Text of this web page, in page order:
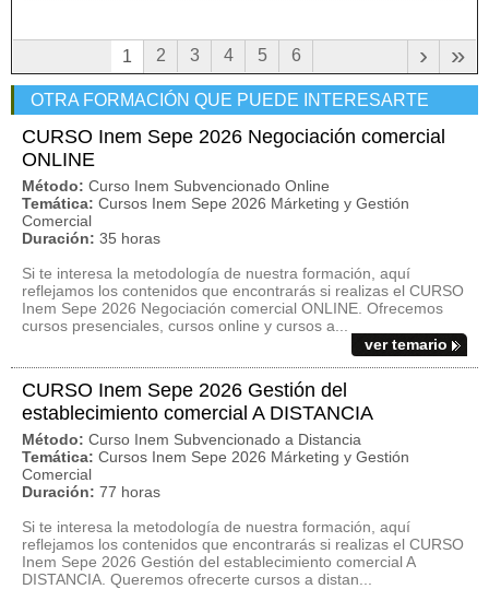
1 2 3 4 5 6 »
›
OTRA FORMACIÓN QUE PUEDE INTERESARTE
CURSO Inem Sepe 2026 Negociación comercial
ONLINE
Método: Curso Inem Subvencionado Online
Temática: Cursos Inem Sepe 2026 Márketing y Gestión
Comercial
Duración: 35 horas
Si te interesa la metodología de nuestra formación, aquí
reflejamos los contenidos que encontrarás si realizas el CURSO
Inem Sepe 2026 Negociación comercial ONLINE. Ofrecemos
cursos presenciales, cursos online y cursos a...
ver temario
CURSO Inem Sepe 2026 Gestión del
establecimiento comercial A DISTANCIA
Método: Curso Inem Subvencionado a Distancia
Temática: Cursos Inem Sepe 2026 Márketing y Gestión
Comercial
Duración: 77 horas
Si te interesa la metodología de nuestra formación, aquí
reflejamos los contenidos que encontrarás si realizas el CURSO
Inem Sepe 2026 Gestión del establecimiento comercial A
DISTANCIA. Queremos ofrecerte cursos a distan...